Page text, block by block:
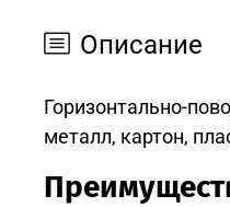
Описание
Горизонтально-
металл, картон,